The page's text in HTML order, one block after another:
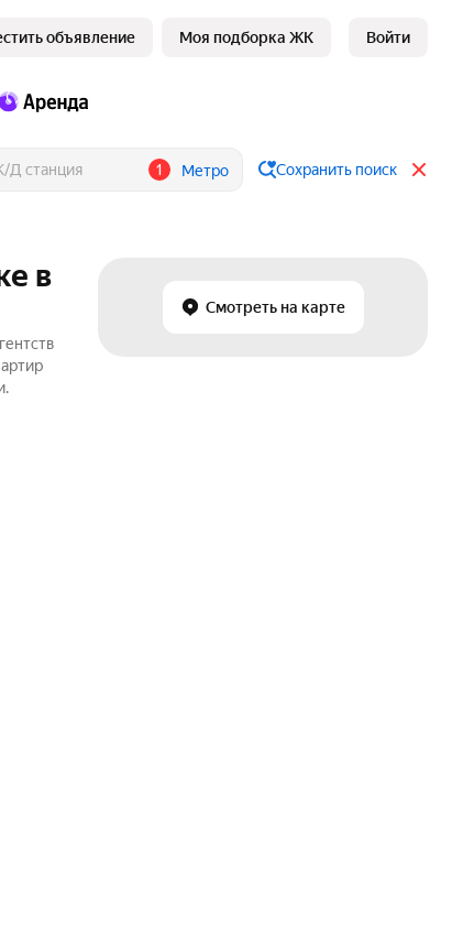
объявление Моя подборка ЖК Войти
1 Метро Сохранить поиск
Смотреть на карте
в